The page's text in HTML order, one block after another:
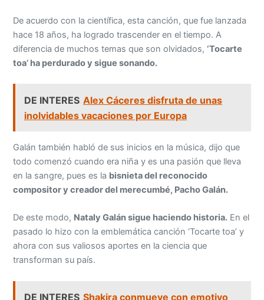
De acuerdo con la científica, esta canción, que fue lanzada
hace 18 años, ha logrado trascender en el tiempo. A
diferencia de muchos temas que son olvidados, ‘Tocarte
toa’ ha perdurado y sigue sonando.
DE INTERES Alex Cáceres disfruta de unas
inolvidables vacaciones por Europa
Galán también habló de sus inicios en la música, dijo que
todo comenzó cuando era niña y es una pasión que lleva
en la sangre, pues es la bisnieta del reconocido
compositor y creador del merecumbé, Pacho Galán.
De este modo, Nataly Galán sigue haciendo historia. En el
pasado lo hizo con la emblemática canción ‘Tocarte toa’ y
ahora con sus valiosos aportes en la ciencia que
transforman su país.
DE INTERES Shakira conmueve con emotivo